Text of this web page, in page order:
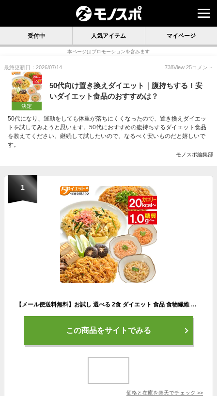
受付中 人気アイテム マイページ
本ページはプロモーションを含みます
最終更新日：2026/07/14 738View 25コメント
決定
50代向け置き換えダイエット｜腹持ちする！安
いダイエット食品のおすすめは？
50代になり、運動をしても体重が落ちにくくなったので、置き換えダイエッ
トを試してみようと思います。50代におすすめの腹持ちするダイエット食品
を教えてください。継続して試したいので、なるべく安いものだと嬉しいで
す。
モノスポ編集部
1
【メール便送料無料】お試し 選べる 2食 ダイエット 食品 食物繊維 こんにゃくおかず おつまみ みそ味 明太子味 しょうゆ味 塩味 糖質制限 置き換えダイエット 夜 置き換え ランチ 腹持ち 低糖質 低カロリー カロリーオフ 大豆【340004】
この商品をサイトでみる
価格と在庫を楽天でチェック >>